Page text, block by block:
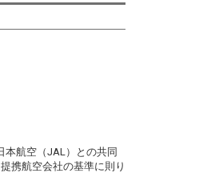
4 +17,700円
本航空（JAL）との共同
携航空会社の基準に則り